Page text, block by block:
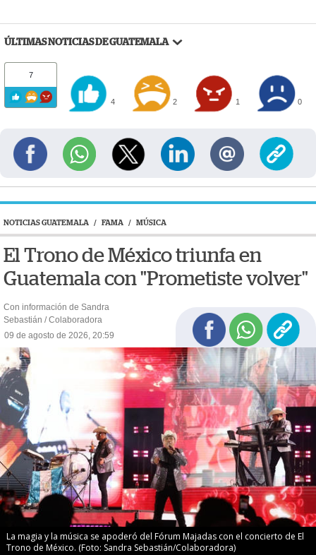
ÚLTIMAS NOTICIAS DE GUATEMALA
7
4 2 1 0
NOTICIAS GUATEMALA / FAMA / MÚSICA
El Trono de México triunfa en
Guatemala con "Prometiste volver"
Con información de Sandra
Sebastián / Colaboradora
09 de agosto de 2026, 20:59
La magia y la música se apoderó del Fórum Majadas con el concierto de El
Trono de México. (Foto: Sandra Sebastián/Colaboradora)